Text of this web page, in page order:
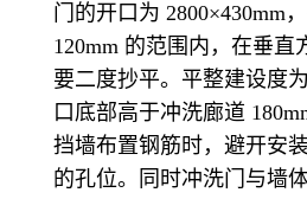
门的开口为 2800×430mm
120mm 的范围内，在垂直
要二度抄平。平整建设度
口底部高于冲洗廊道
挡墙布置钢筋时，避开安
的孔位。同时冲洗门与墙